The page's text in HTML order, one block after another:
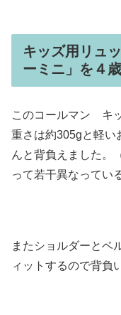
キッズ用リュ
ーミニ」を４
このコールマン キ
重さは約305gと軽い
んと背負えました。
って若干異なってい
またショルダーとベ
ィットするので背負